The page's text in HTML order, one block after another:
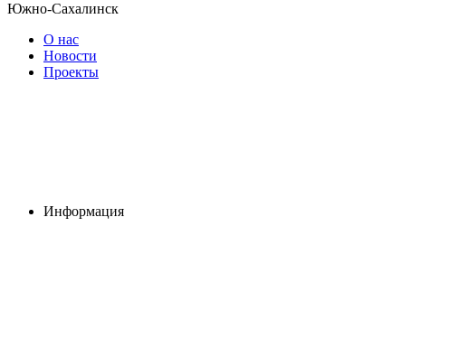
Южно-Сахалинск
О нас
Новости
Проекты
Информация